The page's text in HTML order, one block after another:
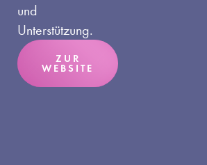
und
Unterstützung.
ZUR
WEBSITE